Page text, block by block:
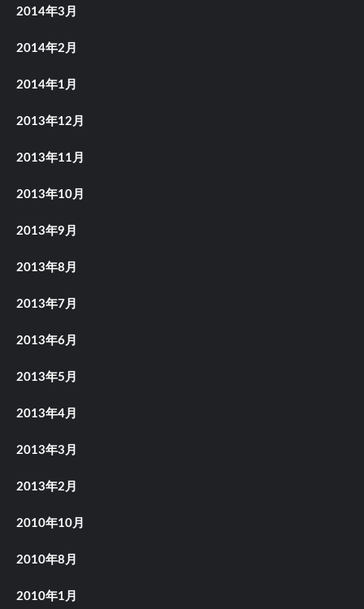
2014年3月
2014年2月
2014年1月
2013年12月
2013年11月
2013年10月
2013年9月
2013年8月
2013年7月
2013年6月
2013年5月
2013年4月
2013年3月
2013年2月
2010年10月
2010年8月
2010年1月